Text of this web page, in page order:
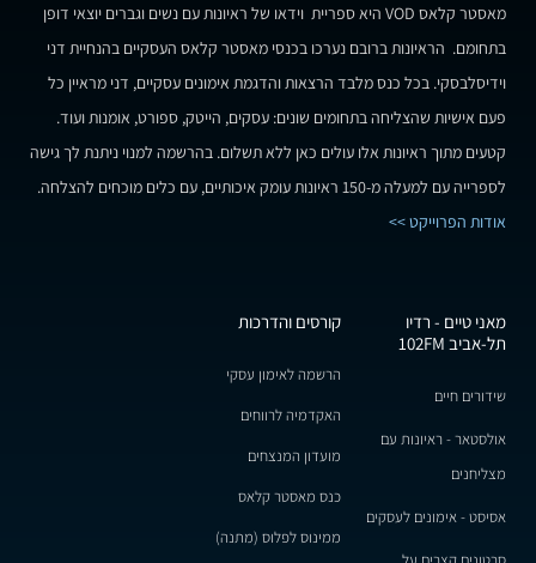
מאסטר קלאס VOD היא ספריית וידאו של ראיונות עם נשים וגברים יוצאי דופן
בתחומם. הראיונות ברובם נערכו בכנסי מאסטר קלאס העסקיים בהנחיית דני
וידיסלבסקי. בכל כנס מלבד הרצאות והדגמת אימונים עסקיים, דני מראיין כל
פעם אישיות שהצליחה בתחומים שונים: עסקים, הייטק, ספורט, אומנות ועוד.
קטעים מתוך ראיונות אלו עולים כאן ללא תשלום. בהרשמה למנוי ניתנת לך גישה
לספרייה עם למעלה מ-150 ראיונות עומק איכותיים, עם כלים מוכחים להצלחה.
אודות הפרוייקט >>
מאני טיים - רדיו
תל-אביב 102FM
שידורים חיים
אולסטאר - ראיונות עם
מצליחנים
אסיסט - אימונים לעסקים
קורסים והדרכות
הרשמה לאימון עסקי
האקדמיה לרווחים
מועדון המנצחים
כנס מאסטר קלאס
ממינוס לפלוס (מתנה)